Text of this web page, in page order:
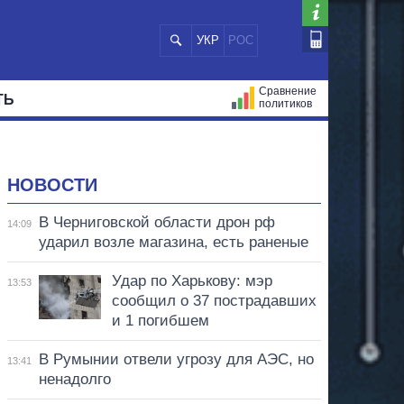
УКР РОС
Сравнение
политиков
НОВОСТИ
14:09
В Черниговской области дрон рф
ударил возле магазина, есть раненые
13:53
Удар по Харькову: мэр
сообщил о 37 пострадавших
и 1 погибшем
13:41
В Румынии отвели угрозу для АЭС, но
ненадолго